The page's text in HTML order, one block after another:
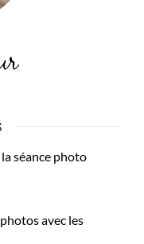
séance photo
avec les